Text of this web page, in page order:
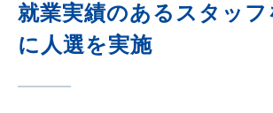
就業実績のあるスタッフ
に人選を実施